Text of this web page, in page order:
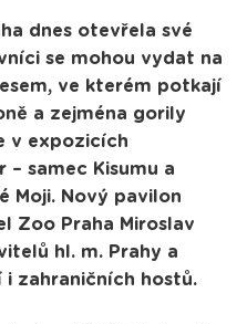
dnes otevřela své
se mohou vydat na
ve kterém potkají
a zejména gorily
v expozicích
samec Kisumu a
Moji. Nový pavilon
Zoo Praha Miroslav
hl. m. Prahy a
zahraničních hostů.